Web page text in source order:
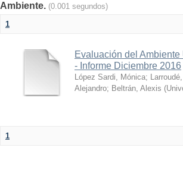
Ambiente. (0.001 segundos)
1
Evaluación del
- Informe Diciembre 2016
López Sardi, Mónica;
Alejandro; Beltrán, Alexis (
1